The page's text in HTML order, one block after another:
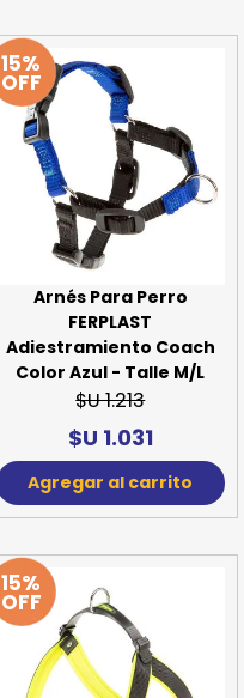
15%
OFF
Arnés Para Perro
FERPLAST
Adiestramiento Coach
Color Azul - Talle M/L
$U 1.213
$U 1.031
Agregar al carrito
15%
OFF